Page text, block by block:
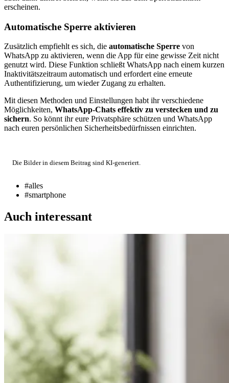
erscheinen.
Automatische Sperre aktivieren
Zusätzlich empfiehlt es sich, die automatische Sperre von
WhatsApp zu aktivieren, wenn die App für eine gewisse Zeit nicht
genutzt wird. Diese Funktion schließt WhatsApp nach einem kurzen
Inaktivitätszeitraum automatisch und erfordert eine erneute
Authentifizierung, um wieder Zugang zu erhalten.
Mit diesen Methoden und Einstellungen habt ihr verschiedene
Möglichkeiten, WhatsApp-Chats effektiv zu verstecken und zu
sichern. So könnt ihr eure Privatsphäre schützen und WhatsApp
nach euren persönlichen Sicherheitsbedürfnissen einrichten.
Die Bilder in diesem Beitrag sind KI-generiert.
#alles
#smartphone
Auch interessant